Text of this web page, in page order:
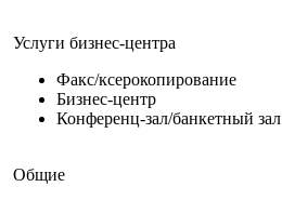
Услуги бизнес-центра
Факс/ксерокопирование
Бизнес-центр
Конференц-зал/банкетный зал
Общие